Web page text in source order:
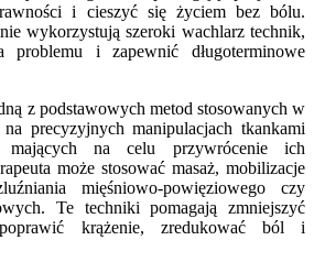
i cieszyć się życiem bez bólu.
wykorzystują szeroki wachlarz technik,
problemu i zapewnić długoterminowe
z podstawowych metod stosowanych w
precyzyjnych manipulacjach tkankami
na celu przywrócenie ich
może stosować masaż, mobilizacje
mięśniowo-powięziowego czy
Te techniki pomagają zmniejszyć
krążenie, zredukować ból i